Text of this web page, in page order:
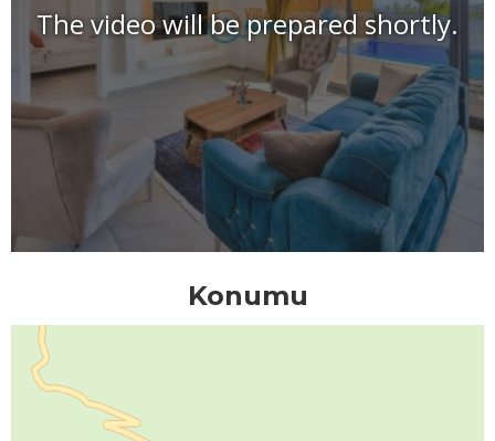
The video will be prepared shortly.
Konumu